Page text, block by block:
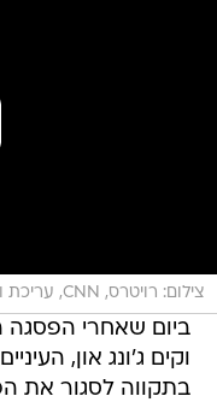
צילום: רויטרס, CNN, עריכת וידאו: ניר חן
ביום שאחרי הפסגה
וקים ג'ונג און,
בתקווה לסגור את